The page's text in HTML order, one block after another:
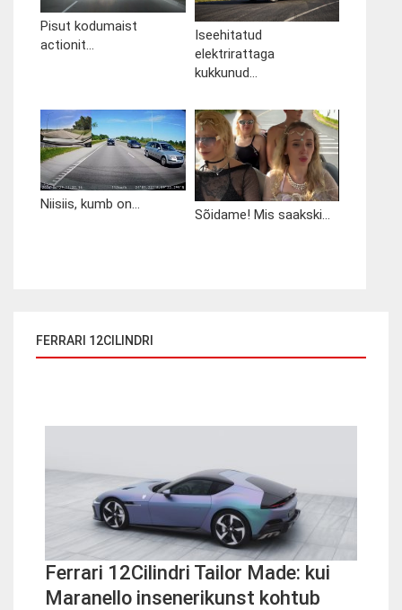
Pisut kodumaist
actionit...
Iseehitatud
elektrirattaga
kukkunud...
Niisiis, kumb on...
Sõidame! Mis saakski...
FERRARI 12CILINDRI
Ferrari 12Cilindri Tailor Made: kui
Maranello insenerikunst kohtub